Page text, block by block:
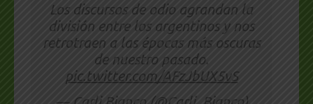
Los discursos de odio agrandan la
división entre los argentinos y nos
retrotraen a las épocas más oscuras
de nuestro pasado.
pic.twitter.com/AFzJbUX5vS